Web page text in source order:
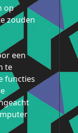
op
zouden
een
te
functies